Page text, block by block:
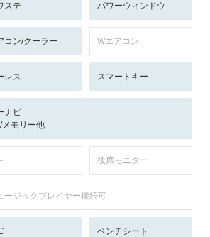
ステ パワーウィンドウ
コン/クーラー Wエアコン
レス スマートキー
ナビ
メモリー他
後席モニター
ージックプレイヤー接続可
ベンチシート